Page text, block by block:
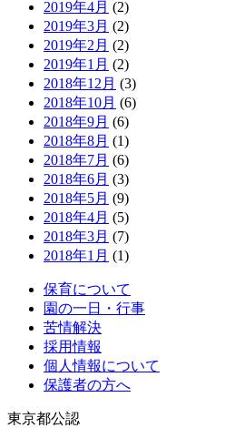
2019年4月 (2)
2019年3月 (2)
2019年2月 (2)
2019年1月 (2)
2018年12月 (3)
2018年10月 (6)
2018年9月 (6)
2018年8月 (1)
2018年7月 (6)
2018年6月 (3)
2018年5月 (9)
2018年4月 (5)
2018年3月 (7)
2018年1月 (1)
保育について
園の一日・行事
苦情解決
採用情報
個人情報について
保護者の方へ
東京都公認